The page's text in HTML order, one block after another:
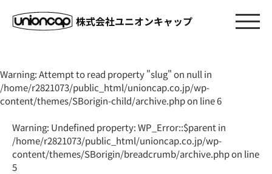
株式会社ユニオンキャップ
Warning: Attempt to read property "slug" on null in
/home/r2821073/public_html/unioncap.co.jp/wp-
content/themes/SBorigin-child/archive.phpon line6
Warning: Undefined property: WP_Error::$parent in
/home/r2821073/public_html/unioncap.co.jp/wp-
content/themes/SBorigin/breadcrumb/archive.phpon line
5